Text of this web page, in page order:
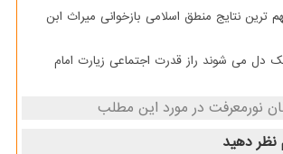
ترین نتایج منطق اسلامی بازخوانی میراث ابن
یک دل می شوند راز قدرت اجتماعی زیارت امام
نورمعرفت در مورد این مطلب
نظر دهید